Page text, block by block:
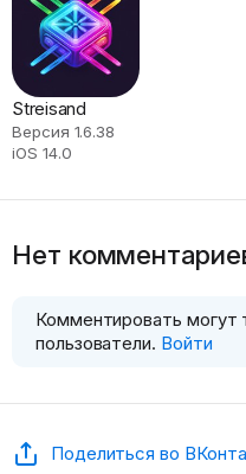
Streisand
Версия 1.6.38
iOS 14.0
Нет
Комментировать могут
пользователи. Войти
Поделиться во